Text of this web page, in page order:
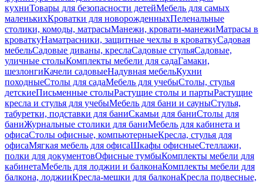
кухниТовары для безопасности детейМебель для самых
маленькихКроватки для новорожденныхПеленальные
столики, комоды, матрасыМанежи, кровати-манежиМатрасы в
кроваткуНаматрасники, защитные чехлы в кроваткуСадовая
мебельСадовые диваны, креслаСадовые стульяСадовые,
уличные столыКомплекты мебели для садаГамаки,
шезлонгиКачели садовыеНадувная мебельКухни
походныеСтолы для садаМебель для учебыСтолы, стулья
детскиеПисьменные столыРастущие столы и партыРастущие
кресла и стулья для учебыМебель для бани и сауныСтулья,
табуретки, подставки для баниСкамьи для баниСтолы для
баниЖурнальные столики для баниМебель для кабинета и
офисаСтолы офисные, компьютерныеКресла, стулья для
офисаМягкая мебель для офисаШкафы офисныеСтеллажи,
полки для документовОфисные тумбыКомплекты мебели для
кабинетаМебель для лоджии и балконаКомплекты мебели для
балкона, лоджииКресла-мешки для балконаКресла подвесные,